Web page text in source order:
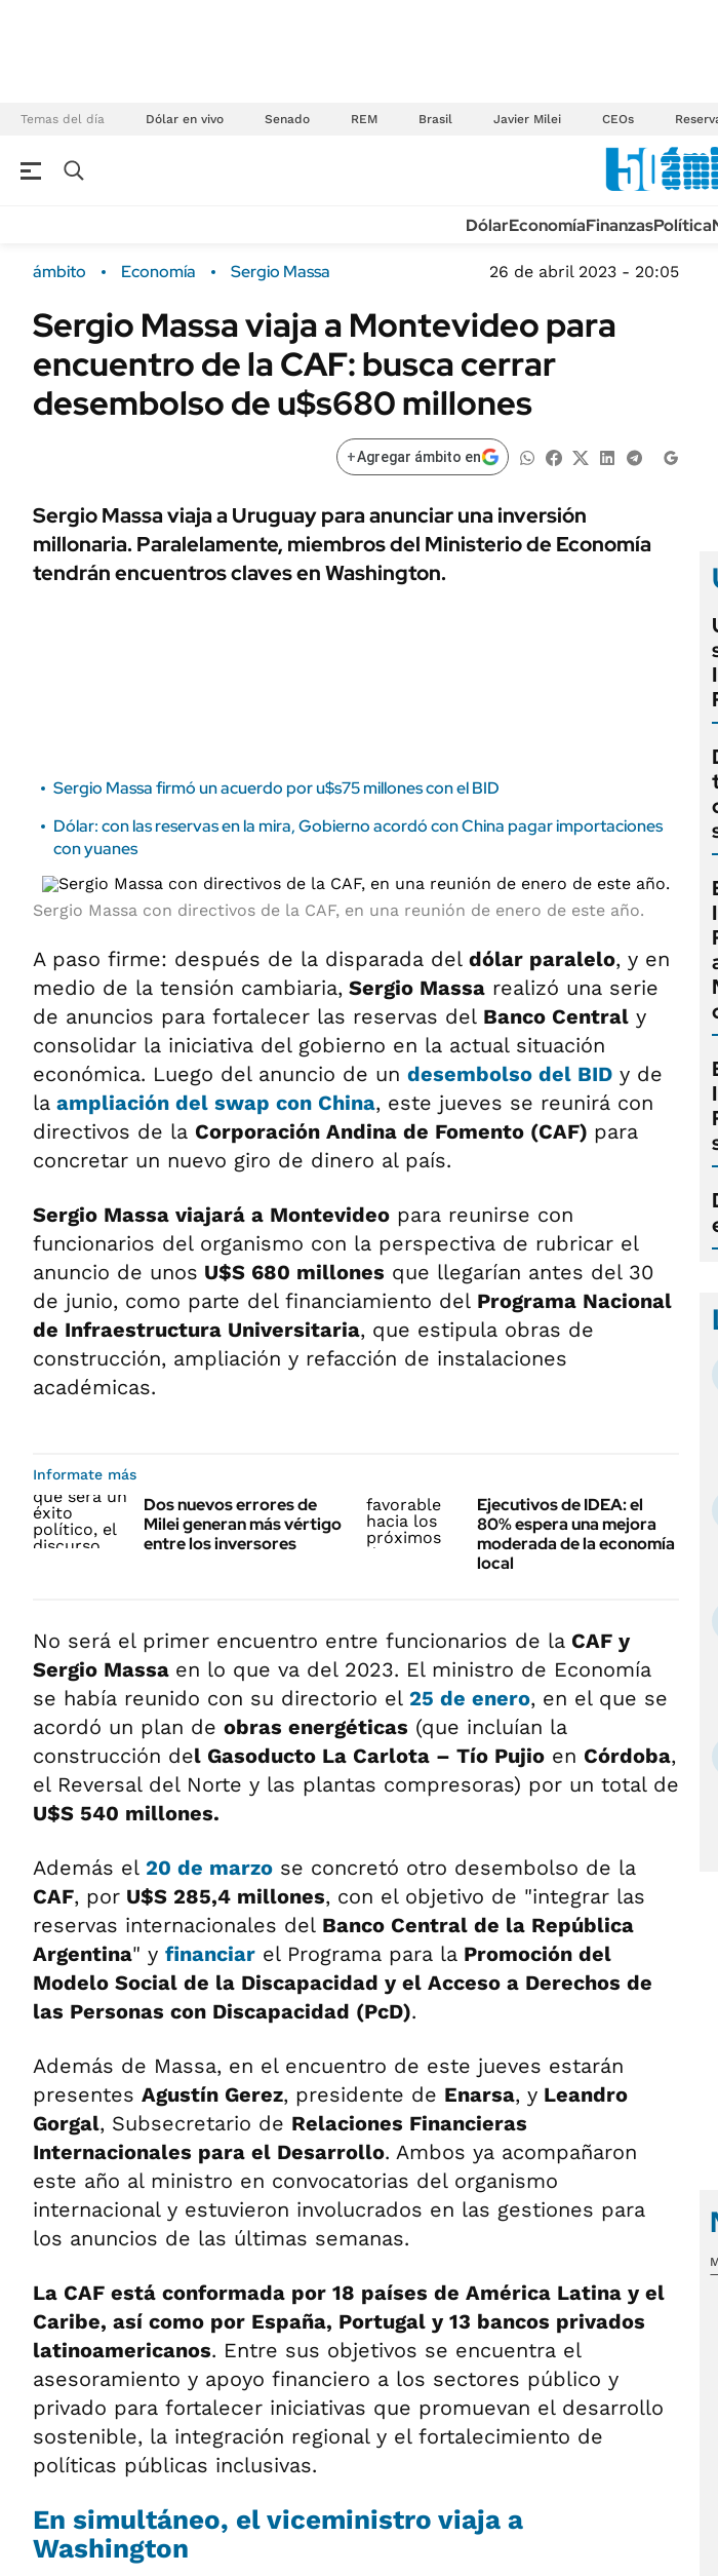
Temas del día Dólar en vivo Senado REM Brasil Javier Milei CEOs
Campo
FINANZAS
Dólar
Sustentabilidad
Seguros
ENERGY REPORT
POLÍTICA
URUGUAY
TECNOLOGÍA
MÉXICO
MUNDO
INFORMACIÓN GENERAL
AUTOS
DólarEconomíaFinanzasPolítica
ámbito Economía Sergio Massa 26 de abril 2023 - 20:05
Sergio Massa viaja a Montevideo para
encuentro de la CAF: busca cerrar
desembolso de u$s680 millones
+Agregar ámbito en
Sergio Massa viaja a Uruguay para anunciar una inversión
millonaria. Paralelamente, miembros del Ministerio de Economía
tendrán encuentros claves en Washington.
Sergio Massa firmó un acuerdo por u$s75 millones con el BID
Dólar: con las reservas en la mira, Gobierno acordó con China pagar importaciones
con yuanes
Sergio Massa con directivos de la CAF, en una reunión de enero de este año.
A paso firme: después de la disparada del dólar paralelo, y en
medio de la tensión cambiaria, Sergio Massa realizó una serie
de anuncios para fortalecer las reservas del Banco Central y
consolidar la iniciativa del gobierno en la actual situación
económica. Luego del anuncio de un desembolso del BID y de
la ampliación del swap con China, este jueves se reunirá con
directivos de la Corporación Andina de Fomento (CAF) para
concretar un nuevo giro de dinero al país.
Sergio Massa viajará a Montevideo para reunirse con
funcionarios del organismo con la perspectiva de rubricar el
anuncio de unos U$S 680 millones que llegarían antes del 30
de junio, como parte del financiamiento del Programa Nacional
de Infraestructura Universitaria, que estipula obras de
construcción, ampliación y refacción de instalaciones
académicas.
Informate más
Dos nuevos errores de
Milei generan más vértigo
entre los inversores
Ejecutivos de IDEA: el
80% espera una mejora
moderada de la economía
local
No será el primer encuentro entre funcionarios de la CAF y
Sergio Massa en lo que va del 2023. El ministro de Economía
se había reunido con su directorio el 25 de enero, en el que se
acordó un plan de obras energéticas (que incluían la
construcción del Gasoducto La Carlota – Tío Pujio en Córdoba,
el Reversal del Norte y las plantas compresoras) por un total de
U$S 540 millones.
Además el 20 de marzo se concretó otro desembolso de la
CAF, por U$S 285,4 millones, con el objetivo de "integrar las
reservas internacionales del Banco Central de la República
Argentina" y financiar el Programa para la Promoción del
Modelo Social de la Discapacidad y el Acceso a Derechos de
las Personas con Discapacidad (PcD).
Además de Massa, en el encuentro de este jueves estarán
presentes Agustín Gerez, presidente de Enarsa, y Leandro
Gorgal, Subsecretario de Relaciones Financieras
Internacionales para el Desarrollo. Ambos ya acompañaron
este año al ministro en convocatorias del organismo
internacional y estuvieron involucrados en las gestiones para
los anuncios de las últimas semanas.
La CAF está conformada por 18 países de América Latina y el
Caribe, así como por España, Portugal y 13 bancos privados
latinoamericanos. Entre sus objetivos se encuentra el
asesoramiento y apoyo financiero a los sectores público y
privado para fortalecer iniciativas que promuevan el desarrollo
sostenible, la integración regional y el fortalecimiento de
políticas públicas inclusivas.
En simultáneo, el viceministro viaja a
Washington